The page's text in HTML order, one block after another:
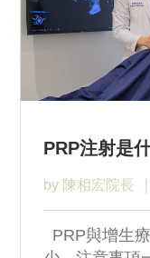
PRP注射是
by 陳相宏院長
PRP與增生